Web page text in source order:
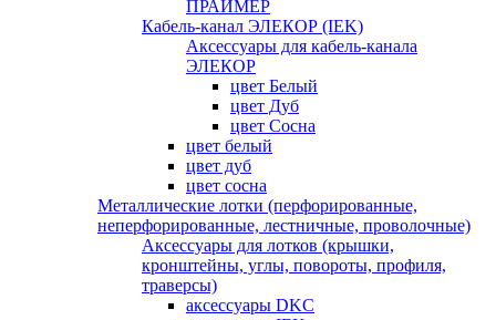
ПРАЙМЕР
Кабель-канал ЭЛЕКОР (IEK)
Аксессуары для кабель-канала
ЭЛЕКОР
цвет Белый
цвет Дуб
цвет Сосна
цвет белый
цвет дуб
цвет сосна
Металлические лотки (перфорированные,
неперфорированные, лестничные, проволочные)
Аксессуары для лотков (крышки,
кронштейны, углы, повороты, профиля,
траверсы)
аксессуары DKC